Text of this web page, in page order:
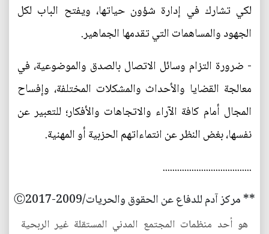
لكي تشارك في إدارة شؤون حياتها، ويفتح الباب لكل
الجهود والمساهمات التي تقدمها الجماهير.
- ضرورة التزام وسائل الاتصال بالصدق والموضوعية، في
معالجة القضايا والأحداث والمشكلات المختلفة، وإفساح
المجال أمام كافة الآراء والاتجاهات والأفكار؛ للتعبير عن
نفسها، بغض النظر عن انتماءاتهم الحزبية أو المهنية.
.....................................
** مركز آدم للدفاع عن الحقوق والحريات/2009-Ⓒ2017
هو أحد منظمات المجتمع المدني المستقلة غير الربحية